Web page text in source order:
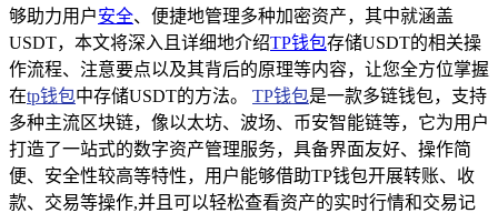
够助力用户安全、便捷地管理多种加密资产，其中就涵盖
USDT，本文将深入且详细地介绍TP钱包存储USDT的相关操
作流程、注意要点以及其背后的原理等内容，让您全方位掌握
在tp钱包中存储USDT的方法。 TP钱包是一款多链钱包，支持
多种主流区块链，像以太坊、波场、币安智能链等，它为用户
打造了一站式的数字资产管理服务，具备界面友好、操作简
便、安全性较高等特性，用户能够借助TP钱包开展转账、收
款、交易等操作,并且可以轻松查看资产的实时行情和交易记